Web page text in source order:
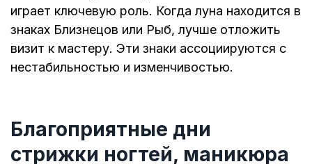
играет ключевую роль. Когда луна находится в
знаках Близнецов или Рыб, лучше отложить
визит к мастеру. Эти знаки ассоциируются с
нестабильностью и изменчивостью.
Благоприятные дни
стрижки ногтей, маникюра